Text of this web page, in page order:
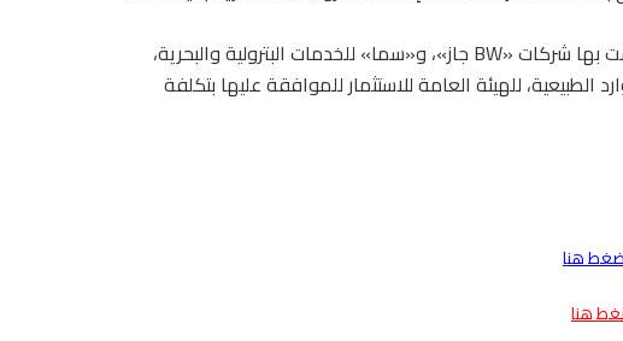
وأرسلت إدارة المنطقة الحرة 3 طلبات استثمارية تقدمت بها شركات «BW جاز»، و«سما» للخدمات البترولية والبحرية،
للهيئة العامة للاستثمار للموافقة عليها بتكلفة
هنا
هنا